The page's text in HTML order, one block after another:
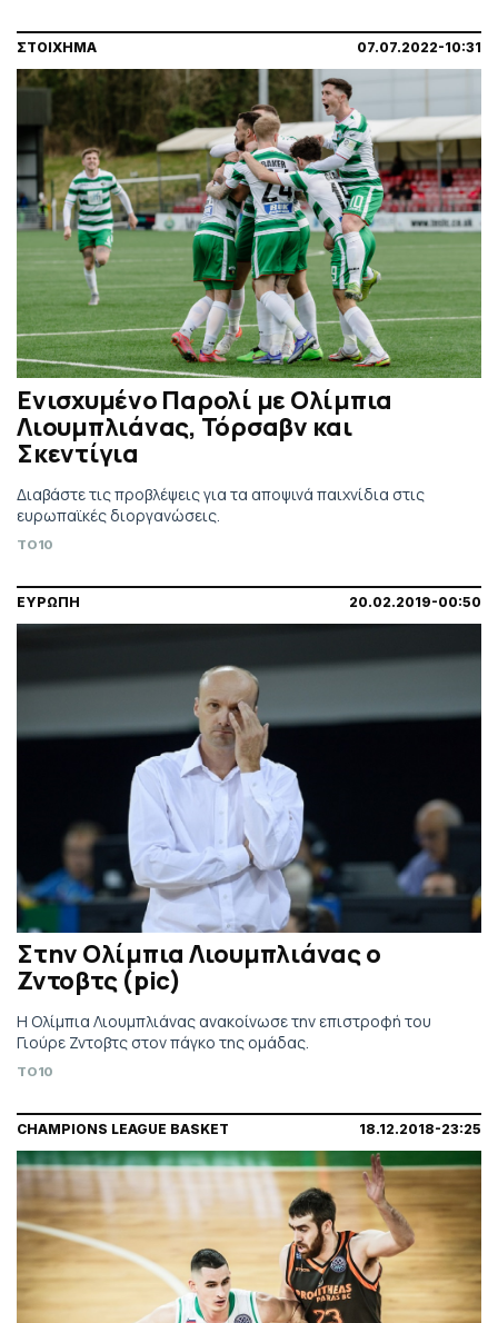
ΣΤΟΙΧΗΜΑ 07.07.2022-10:31
Ενισχυμένο Παρολί με Ολίμπια
Λιουμπλιάνας, Τόρσαβν και
Σκεντίγια
Διαβάστε τις προβλέψεις για τα αποψινά παιχνίδια στις
ευρωπαϊκές διοργανώσεις.
TO10
ΕΥΡΩΠΗ 20.02.2019-00:50
Στην Ολίμπια Λιουμπλιάνας ο
Ζντοβτς (pic)
Η Ολίμπια Λιουμπλιάνας ανακοίνωσε την επιστροφή του
Γιούρε Ζντοβτς στον πάγκο της ομάδας.
TO10
CHAMPIONS LEAGUE BASKET 18.12.2018-23:25